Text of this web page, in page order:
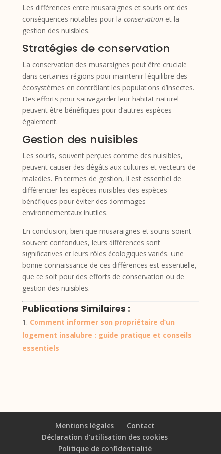
Les différences entre musaraignes et souris ont des
conséquences notables pour la conservationet la
gestion des nuisibles.
Stratégies de conservation
La conservation des musaraignes peut être cruciale
dans certaines régions pour maintenir l’équilibre des
écosystèmes en contrôlant les populations d’insectes.
Des efforts pour sauvegarder leur habitat naturel
peuvent être bénéfiques pour d’autres espèces
également.
Gestion des nuisibles
Les souris, souvent perçues comme des nuisibles,
peuvent causer des dégâts aux cultures et vecteurs de
maladies. En termes de gestion, il est essentiel de
différencier les espèces nuisibles des espèces
bénéfiques pour éviter des dommages
environnementaux inutiles.
En conclusion, bien que musaraignes et souris soient
souvent confondues, leurs différences sont
significatives et leurs rôles écologiques variés. Une
bonne connaissance de ces différences est essentielle,
que ce soit pour des efforts de conservation ou de
gestion des nuisibles.
Publications Similaires :
Comment informer son propriétaire d’un
logement insalubre : guide pratique et conseils
essentiels
Mentions légales
Contact
Déclaration d’utilisation des cookies
Politique de confidentialité